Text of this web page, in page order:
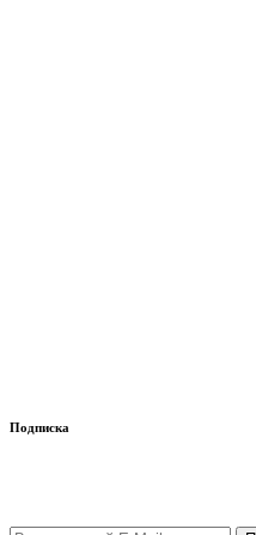
Подписка